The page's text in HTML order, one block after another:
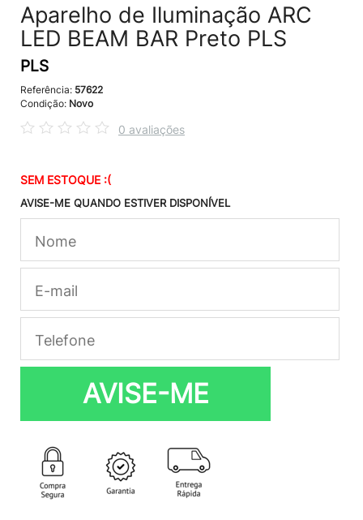
Aparelho de Iluminação ARC
LED BEAM BAR Preto PLS
PLS
Referência: 57622
Condição: Novo
0 avaliações
SEM ESTOQUE :(
AVISE-ME QUANDO ESTIVER DISPONÍVEL
AVISE-ME